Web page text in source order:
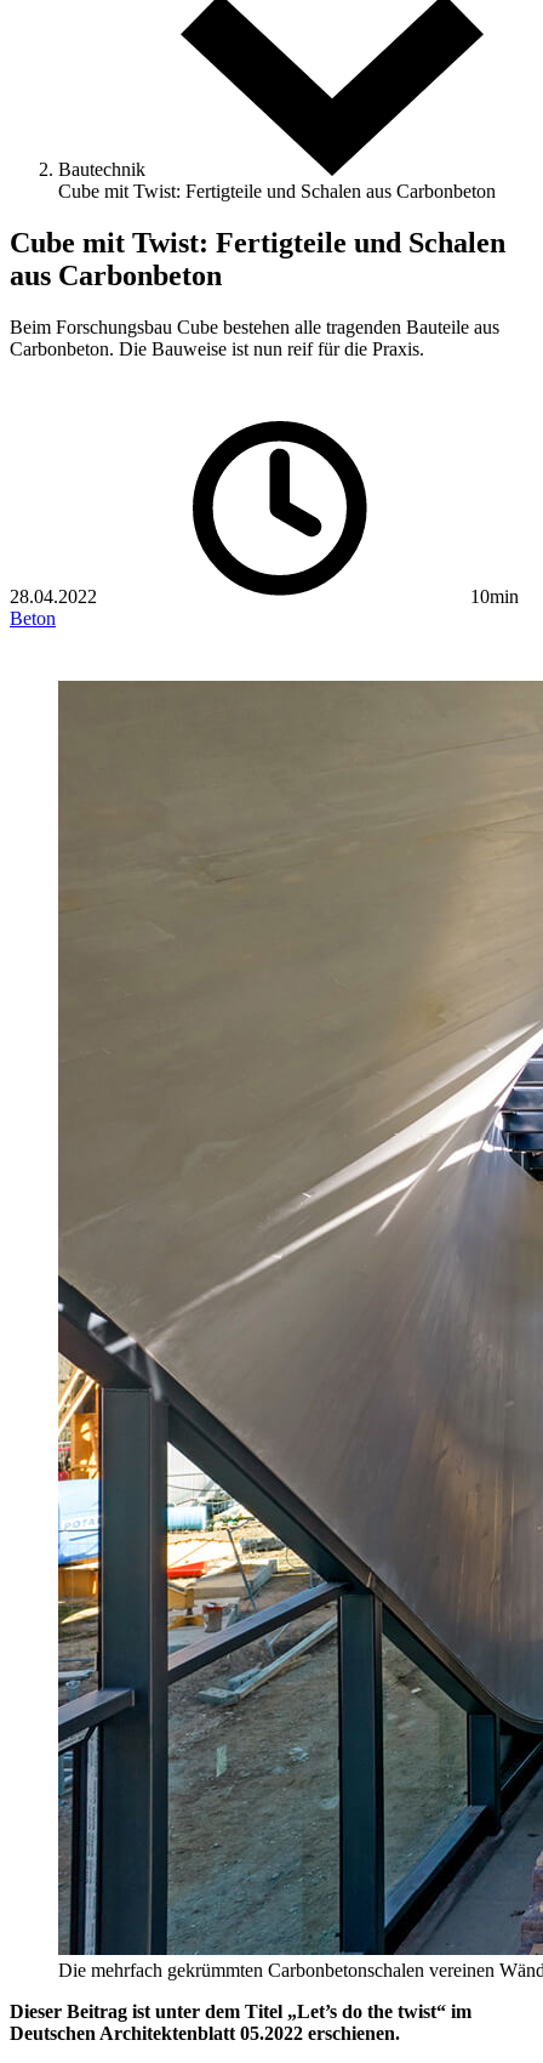
Bautechnik
Cube mit Twist: Fertigteile und Schalen aus Carbonbeton
Cube mit Twist: Fertigteile und Schalen
aus Carbonbeton
Beim Forschungsbau Cube bestehen alle tragenden Bauteile aus
Carbonbeton. Die Bauweise ist nun reif für die Praxis.
28.04.2022
10min
Beton
Die mehrfach gekrümmten Carbonbetonschalen vereinen
Dieser Beitrag ist unter dem Titel „Let’s do the twist“ im
Deutschen Architektenblatt 05.2022 erschienen.